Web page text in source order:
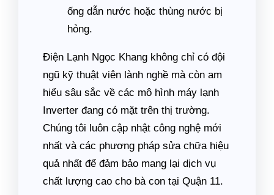
ống dẫn nước hoặc thùng nước bị
hỏng.
Điện Lạnh Ngọc Khang không chỉ có đội
ngũ kỹ thuật viên lành nghề mà còn am
hiểu sâu sắc về các mô hình máy lạnh
Inverter đang có mặt trên thị trường.
Chúng tôi luôn cập nhật công nghệ mới
nhất và các phương pháp sửa chữa hiệu
quả nhất để đảm bảo mang lại dịch vụ
chất lượng cao cho bà con tại Quận 11.